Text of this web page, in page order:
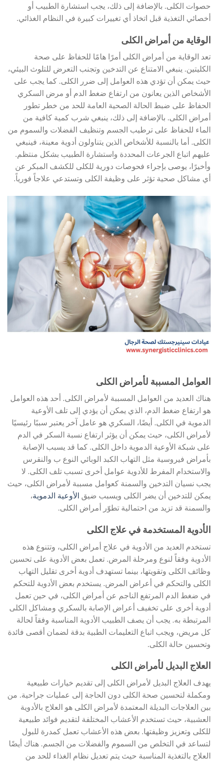
حصوات الكلى. بالإضافة إلى ذلك، يجب استشارة الطبيب أو
أخصائي التغذية قبل اتخاذ أي تغييرات كبيرة في النظام الغذائي.
الوقاية من أمراض الكلى
تعد الوقاية من أمراض الكلى أمرًا هامًا للحفاظ على صحة
الكليتين. ينبغي الامتناع عن التدخين وتجنب التعرض للتلوث البيئي،
حيث يمكن أن تؤدي هذه العوامل إلى ضرر الكلى. كما يجب على
الأشخاص الذين يعانون من ارتفاع ضغط الدم أو مرض السكري
الحفاظ على ضبط الحالة الصحية العامة للحد من خطر تطور
أمراض الكلى. بالإضافة إلى ذلك، ينبغي شرب كمية كافية من
الماء للحفاظ على ترطيب الجسم وتنظيف الفضلات والسموم من
الكلى. أما بالنسبة للأشخاص الذين يتناولون أدوية معينة، فينبغي
عليهم اتباع الجرعات المحددة واستشارة الطبيب بشكل منتظم.
وأخيرًا، يوصى بإجراء فحوصات دورية للكلى للكشف المبكر عن
أي مشاكل صحية تؤثر على وظيفة الكلى وتستدعي علاجاً فورياً.
العوامل المسببة لأمراض الكلى
هناك العديد من العوامل المسببة لأمراض الكلى. أحد هذه العوامل
هو ارتفاع ضغط الدم، الذي يمكن أن يؤدي إلى تلف الأوعية
الدموية في الكلى. أيضًا، السكري هو عامل آخر يعتبر سببًا رئيسيًا
لأمراض الكلى، حيث يمكن أن يؤثر ارتفاع نسبة السكر في الدم
على شبكة الأوعية الدموية داخل الكلى. كما قد يسبب الإصابة
بأمراض فيروسية مثل التهاب الكبد الوبائي النوع ب والنقرس
والاستخدام المفرط للأدوية عوامل أخرى تسبب تلف الكلى. لا
يجب نسيان التدخين والسمنة كعوامل مسببة لأمراض الكلى، حيث
يمكن للتدخين أن يضر الكلى ويسبب ضيق
الأوعية الدموية،
والسمنة قد تزيد من احتمالية تطوّر أمراض الكلى.
الأدوية المستخدمة في علاج الكلى
تستخدم العديد من الأدوية في علاج أمراض الكلى، وتتنوع هذه
الأدوية وفقاً لنوع ومرحلة المرض. تعمل بعض الأدوية على تحسين
وظائف الكلى وتقويتها، بينما تستهدف أدوية أخرى تقليل التهاب
الكلى والتحكم في أعراض المرض. يستخدم بعض الأدوية للتحكم
في ضغط الدم المرتفع الناجم عن أمراض الكلى، في حين تعمل
أدوية أخرى على تخفيف أعراض الإصابة بالسكري ومشاكل الكلى
المرتبطة به. يجب أن يصف الطبيب الأدوية المناسبة وفقاً لحالة
كل مريض، ويجب اتباع التعليمات الطبية بدقة لضمان أقصى فائدة
وتحسين حالة الكلى.
العلاج البديل لأمراض الكلى
يهدف العلاج البديل لأمراض الكلى إلى تقديم خيارات طبيعية
ومكملة لتحسين صحة الكلى دون الحاجة إلى عمليات جراحية. من
بين العلاجات البديلة المعتمدة لأمراض الكلى هو العلاج بالأدوية
العشبية، حيث تستخدم الأعشاب المختلفة لتقديم فوائد طبيعية
للكلى وتعزيز وظيفتها. بعض هذه الأعشاب تعمل كمدرة للبول
لتساعد في التخلص من السموم والفضلات من الجسم. هناك أيضًا
العلاج بالتغذية المناسبة حيث يتم تعديل نظام الغذاء للحد من